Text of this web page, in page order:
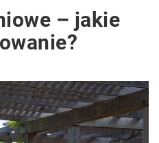
– jakie